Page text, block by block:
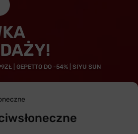
| GEPETTO DO -54% | SIYU SUN